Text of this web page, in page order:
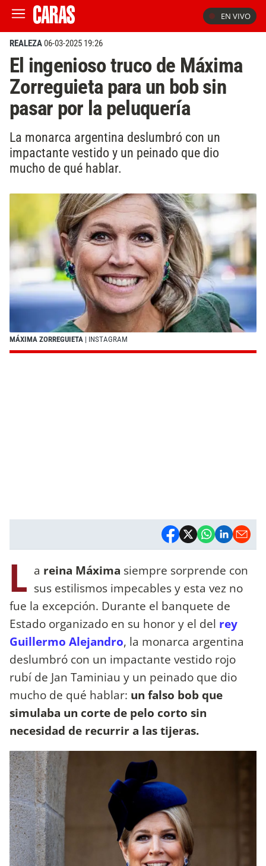
EN VIVO
REALEZA06-03-2025 19:26
El ingenioso truco de Máxima
Zorreguieta para un bob sin
pasar por la peluquería
La monarca argentina deslumbró con un
impactante vestido y un peinado que dio
mucho de qué hablar.
MÁXIMA ZORREGUIETA | INSTAGRAM
L a reina Máxima siempre sorprende con
sus estilismos impecables y esta vez no
fue la excepción. Durante el banquete de
Estado organizado en su honor y el del rey
Guillermo Alejandro, la monarca argentina
deslumbró con un impactante vestido rojo
rubí de Jan Taminiau y un peinado que dio
mucho de qué hablar: un falso bob que
simulaba un corte de pelo corto sin
necesidad de recurrir a las tijeras.